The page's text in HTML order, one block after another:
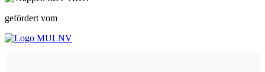
gefördert vom